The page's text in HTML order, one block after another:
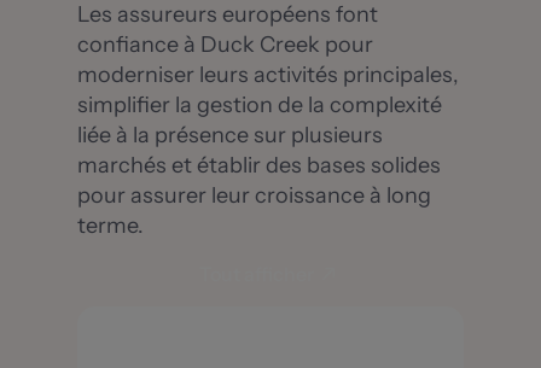
Les assureurs européens font
confiance à Duck Creek pour
moderniser leurs activités principales,
simplifier la gestion de la complexité
liée à la présence sur plusieurs
marchés et établir des bases solides
pour assurer leur croissance à long
terme.